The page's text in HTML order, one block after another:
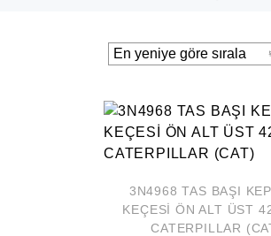
3N4968 TAS BAŞI
KEÇESİ ÖN ALT ÜST
CATERPILLAR